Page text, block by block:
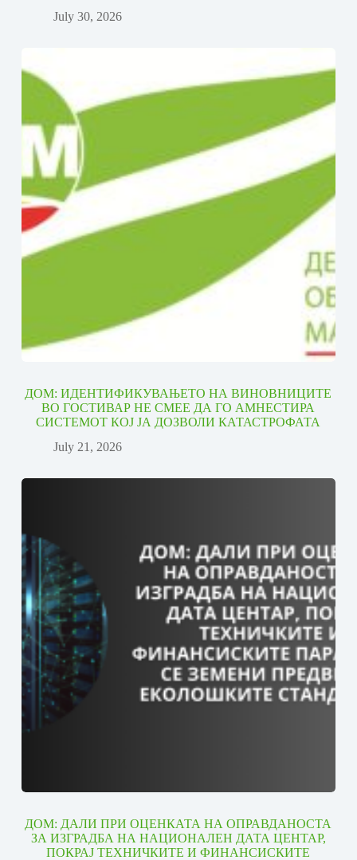
July 30, 2026
ДОМ: ИДЕНТИФИКУВАЊЕТО НА ВИНОВНИЦИТЕ
ВО ГОСТИВАР НЕ СМЕЕ ДА ГО АМНЕСТИРА
СИСТЕМОТ КОЈ ЈА ДОЗВОЛИ КАТАСТРОФАТА
July 21, 2026
ДОМ: ДАЛИ ПРИ ОЦЕНКАТА НА ОПРАВДАНОСТА
ЗА ИЗГРАДБА НА НАЦИОНАЛЕН ДАТА ЦЕНТАР,
ПОКРАЈ ТЕХНИЧКИТЕ И ФИНАНСИСКИТЕ